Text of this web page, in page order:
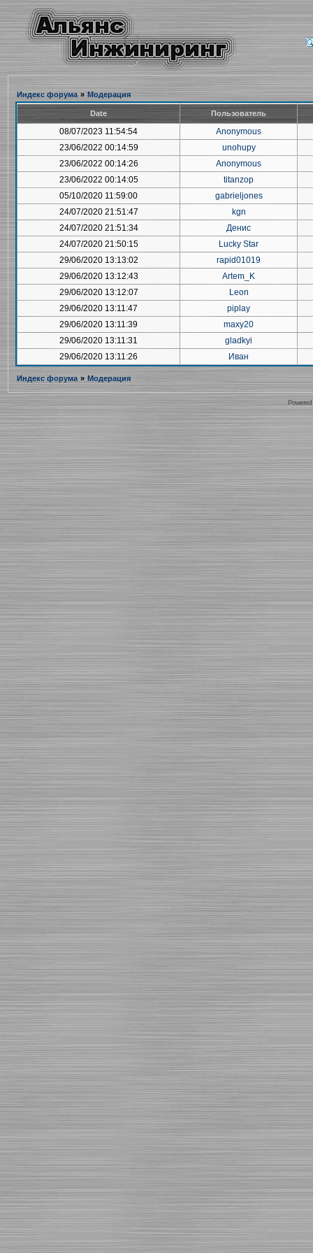
Индекс форума » Модерация
Date Пользователь
08/07/2023 11:54:54
Anonymous
23/06/2022 00:14:59
unohupy
23/06/2022 00:14:26
Anonymous
23/06/2022 00:14:05
titanzop
05/10/2020 11:59:00
gabrieljones
24/07/2020 21:51:47
kgn
24/07/2020 21:51:34
Денис
24/07/2020 21:50:15
Lucky Star
29/06/2020 13:13:02
rapid01019
29/06/2020 13:12:43
Artem_K
29/06/2020 13:12:07
Leon
29/06/2020 13:11:47
piplay
29/06/2020 13:11:39
maxy20
29/06/2020 13:11:31
gladkyi
29/06/2020 13:11:26
Иван
Индекс форума » Модерация